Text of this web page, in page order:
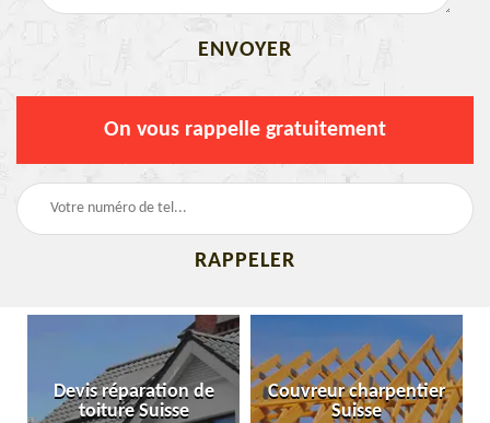
On vous rappelle gratuitement
Devis réparation de
toiture Suisse
Couvreur charpentier
Suisse